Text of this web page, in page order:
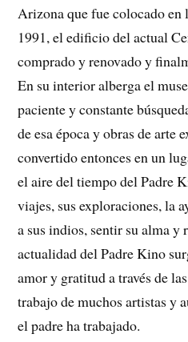
Arizona que fue colocado en
1991, el edificio del actual
comprado y renovado y
En su interior alberga el
paciente y constante
de esa época y obras de arte
convertido entonces en un
el aire del tiempo del Padre
viajes, sus exploraciones, la
a sus indios, sentir su alma y
actualidad del Padre Kino
amor y gratitud a través de
trabajo de muchos artistas y
el padre ha trabajado.